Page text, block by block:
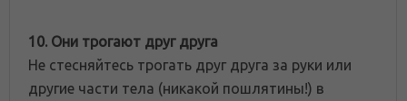
10. Они трогают друг друга
Не стесняйтесь трогать друг друга за руки или
другие части тела (никакой пошлятины!) в